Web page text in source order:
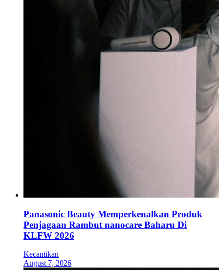
Panasonic Beauty Memperkenalkan Produk
Penjagaan Rambut nanocare Baharu Di
KLFW 2026
Kecantikan
August 7, 2026